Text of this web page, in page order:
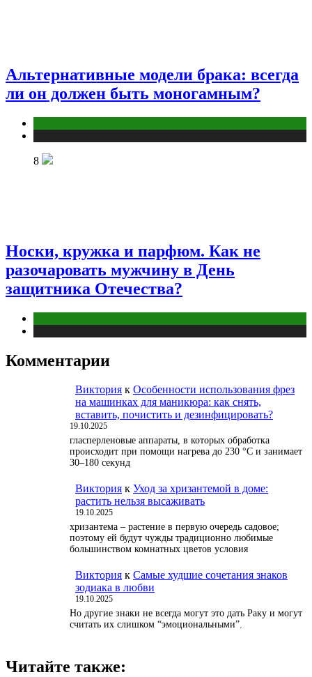
Альтернативные модели брака: всегда
ли он должен быть моногамным?
8
Носки, кружка и парфюм. Как не
разочаровать мужчину в День
защитника Отечества?
Комментарии
Виктория к Особенности использования фрез
на машинках для маникюра: как снять,
вставить, почистить и дезинфицировать?
19.10.2025
гласперленовые аппараты, в которых обработка
происходит при помощи нагрева до 230 °С и занимает
30–180 секунд
Виктория к Уход за хризантемой в доме:
растить нельзя высаживать
19.10.2025
хризантема – растение в первую очередь садовое;
поэтому ей будут чужды традиционно любимые
большинством комнатных цветов условия
Виктория к Самые худшие сочетания знаков
зодиака в любви
19.10.2025
Но другие знаки не всегда могут это дать Раку и могут
считать их слишком “эмоциональными”.
Читайте также: